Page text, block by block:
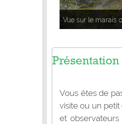
Vue sur le marais
Présentation
Vous êtes de
visite ou un
et